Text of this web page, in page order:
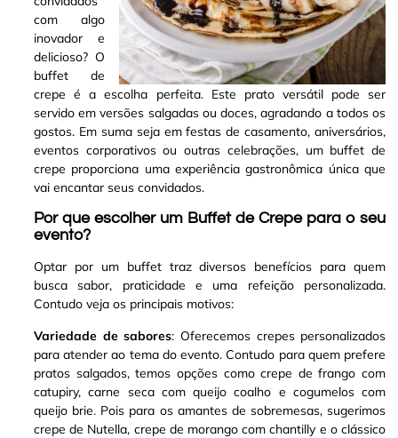
com algo
inovador e
delicioso? O
buffet de
crepe é a escolha perfeita.Este prato versátil pode ser
servido em versões salgadas ou doces, agradando a todos os
gostos. Em suma seja em festas de casamento, aniversários,
eventos corporativos ou outras celebrações, um buffet de
crepe proporciona uma experiência gastronômica única que
vai encantar seus convidados.
Por que escolher um Buffet de Crepe para o seu
evento?
Optar por um buffet traz diversos benefícios para quem
busca sabor, praticidade e uma refeição personalizada.
Contudo veja os principais motivos:
Variedade de sabores: Oferecemos crepes personalizados
para atender ao tema do evento. Contudo para quem prefere
pratos salgados, temos opções como crepe de frango com
catupiry, carne seca com queijo coalho e cogumelos com
queijo brie. Pois para os amantes de sobremesas, sugerimos
crepe de Nutella, crepe de morango com chantilly e o clássico